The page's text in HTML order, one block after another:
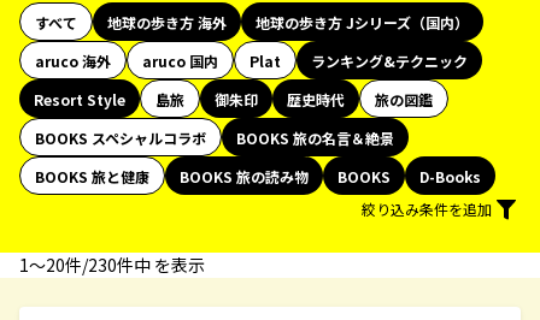
すべて 地球の歩き方 海外
地球の歩き方 Jシリーズ（国内）
aruco 海外
aruco 国内 Plat
ランキング&テクニック
Resort Style
島旅 御朱印 歴史時代
旅の図鑑
BOOKS スペシャルコラボ
BOOKS 旅の名言＆絶景
BOOKS 旅と健康
BOOKS 旅の読み物 BOOKS
D-Books
絞り込み条件を追加
1〜20件/230件中 を表示